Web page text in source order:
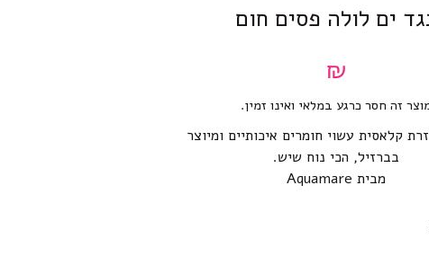
ים לולה פסים חום
₪
זה חסר כרגע במלאי ואינו זמין.
קלאסית עשוי חומרים איכותיים ומיוצר
בברזיל, הכי נוח שיש.
מבית Aquamare